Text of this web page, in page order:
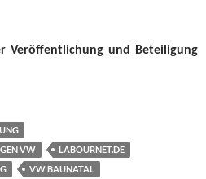
Veröffentlichung und Beteiligung
VW
LABOURNET.DE
VW BAUNATAL